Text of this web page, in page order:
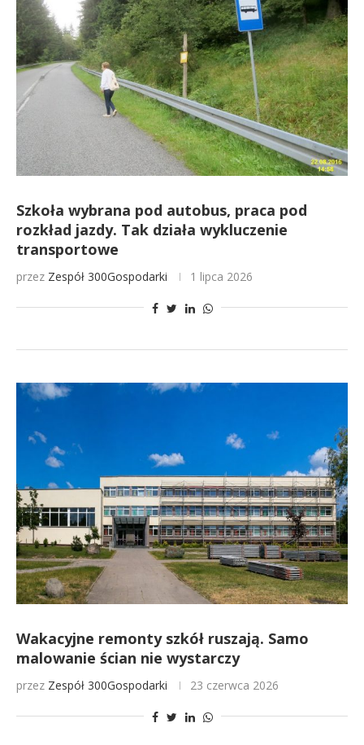
Szkoła wybrana pod autobus, praca pod
rozkład jazdy. Tak działa wykluczenie
transportowe
przez Zespół 300Gospodarki 1 lipca 2026
Wakacyjne remonty szkół ruszają. Samo
malowanie ścian nie wystarczy
przez Zespół 300Gospodarki 23 czerwca 2026